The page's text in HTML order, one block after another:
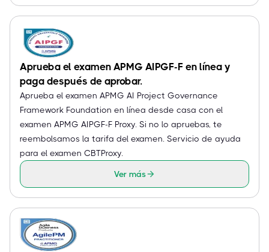
Aprueba el examen APMG AIPGF-F en línea y
paga después de aprobar.
Aprueba el examen APMG AI Project Governance
Framework Foundation en línea desde casa con el
examen APMG AIPGF-F Proxy. Si no lo apruebas, te
reembolsamos la tarifa del examen. Servicio de ayuda
para el examen CBTProxy.
Ver más